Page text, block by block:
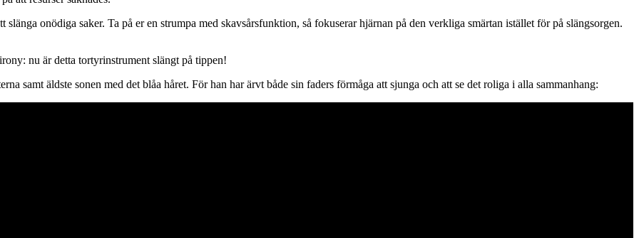
onödiga saker. Ta på er en strumpa med skavsårsfunktion, så fokuserar hjärnan på den verkliga smärtan istället för på slängsorgen.
nu är detta tortyrinstrument slängt på tippen!
samt äldste sonen med det blåa håret. För han har ärvt både sin faders förmåga att sjunga och att se det roliga i alla sammanhang: